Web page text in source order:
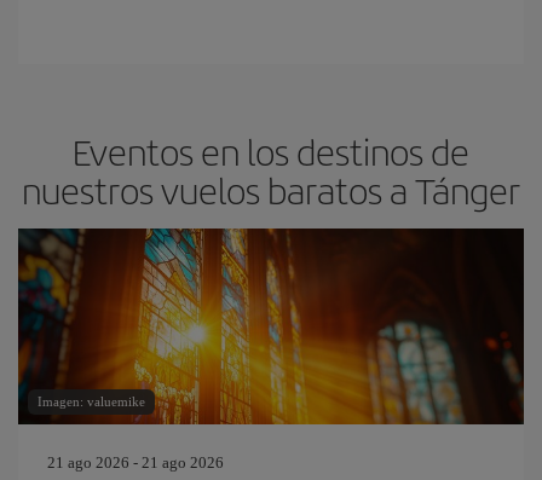
Eventos en los destinos de
nuestros vuelos baratos a Tánger
Imagen: valuemike
21 ago 2026 - 21 ago 2026